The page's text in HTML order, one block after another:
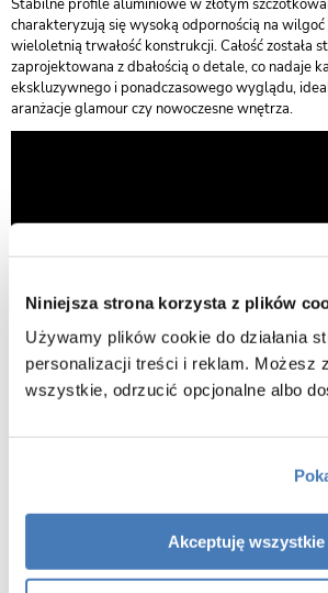
Niniejsza strona korzysta z plików
Używamy plików cookie do działania
personalizacji treści i reklam. Możesz
wszystkie, odrzucić opcjonalne albo
Akceptuję wszystkie
Stabilne profile aluminiowe w złotym
charakteryzują się wysoką odpornością na wilgoć
wieloletnią trwałość konstrukcji. Całość została
zaprojektowana z dbałością o detale, co nadaje
ekskluzywnego i ponadczasowego wyglądu,
aranżacje glamour czy nowoczesne wnętrza.
Cechy kabiny prysznicowej 90x90 Atlas Gold
zakres regulacji na profilach: drzwi 872-887
szczotkowane